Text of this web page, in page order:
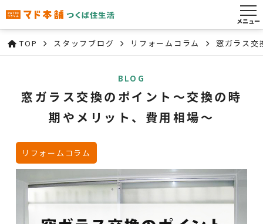
メニュー
TOP スタッフブログ リフォームコラム 窓ガラス交
BLOG
窓ガラス交換のポイント～交換の時
期やメリット、費用相場～
リフォームコラム